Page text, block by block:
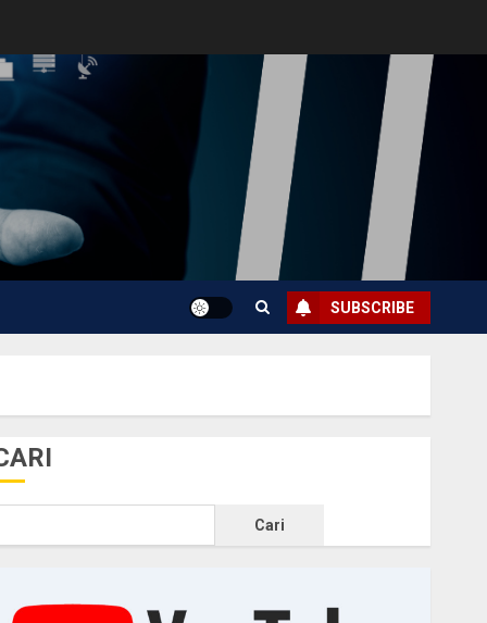
SUBSCRIBE
Cari